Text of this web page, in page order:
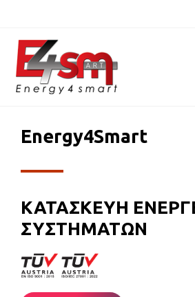
Energy4Smart
ΚΑΤΑΣΚΕΥΗ
ΣΥΣΤΗΜΑΤΩΝ